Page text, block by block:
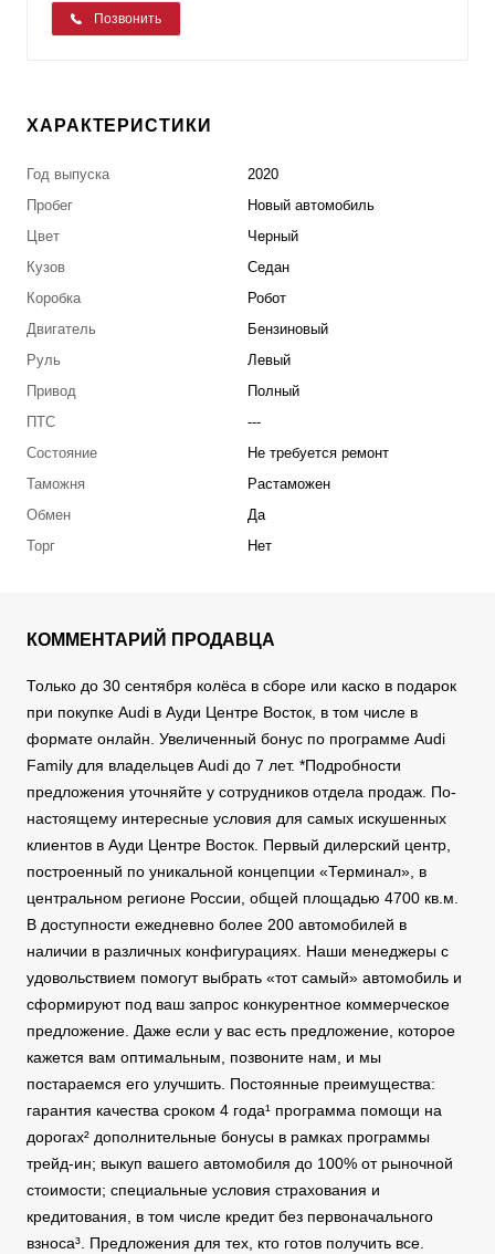
Позвонить
ХАРАКТЕРИСТИКИ
Год выпуска
2020
Пробег
Новый автомобиль
Цвет
Черный
Кузов
Седан
Коробка
Робот
Двигатель
Бензиновый
Руль
Левый
Привод
Полный
ПТС
---
Состояние
Не требуется ремонт
Таможня
Растаможен
Обмен
Да
Торг
Нет
КОММЕНТАРИЙ ПРОДАВЦА
Только до 30 сентября колёса в сборе или каско в подарок
при покупке Audi в Ауди Центре Восток, в том числе в
формате онлайн. Увеличенный бонус по программе Audi
Family для владельцев Audi до 7 лет. *Подробности
предложения уточняйте у сотрудников отдела продаж. По-
настоящему интересные условия для самых искушенных
клиентов в Ауди Центре Восток. Первый дилерский центр,
построенный по уникальной концепции «Терминал», в
центральном регионе России, общей площадью 4700 кв.м.
В доступности ежедневно более 200 автомобилей в
наличии в различных конфигурациях. Наши менеджеры с
удовольствием помогут выбрать «тот самый» автомобиль и
сформируют под ваш запрос конкурентное коммерческое
предложение. Даже если у вас есть предложение, которое
кажется вам оптимальным, позвоните нам, и мы
постараемся его улучшить. Постоянные преимущества:
гарантия качества сроком 4 года¹ программа помощи на
дорогах² дополнительные бонусы в рамках программы
трейд-ин; выкуп вашего автомобиля до 100% от рыночной
стоимости; специальные условия страхования и
кредитования, в том числе кредит без первоначального
взноса³. Предложения для тех, кто готов получить все.